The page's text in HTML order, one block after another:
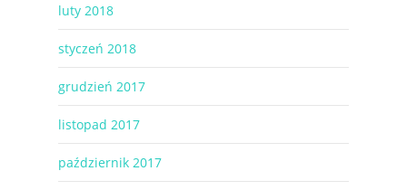
luty 2018
styczeń 2018
grudzień 2017
listopad 2017
październik 2017